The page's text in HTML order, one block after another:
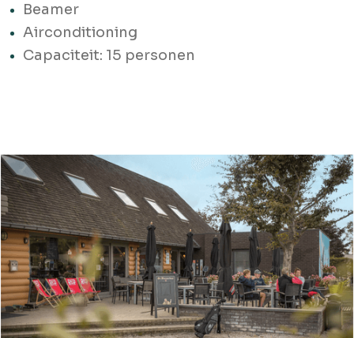
Beamer
Airconditioning
Capaciteit: 15 personen